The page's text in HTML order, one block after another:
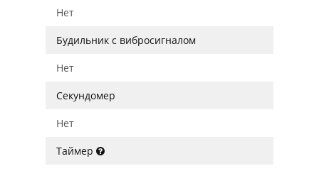
Нет
Будильник с вибросигналом
Нет
Секундомер
Нет
Таймер